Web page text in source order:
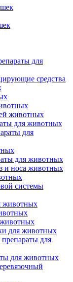
для
средства
животных
для животных
для
для животных
и носа животных
системы
животных
животных
для животных
для
для животных